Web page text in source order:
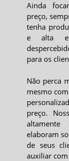
Ainda
preço,
tenha
e alta
para os
Não perca
mesmo
preço.
altamente
elaboram
de seus
auxiliar